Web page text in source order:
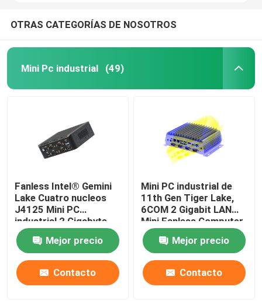
OTRAS CATEGORÍAS DE NOSOTROS
Mini Pc industrial (49)
Fanless Intel® Gemini
Lake Cuatro nucleos
J4125 Mini PC
industrial 2 Gigabyte
NIC 6COM Nuc
Mejor precio
Contacto
Mini PC industrial de
11th Gen Tiger Lake,
6COM 2 Gigabit LAN
Mini Fanless Computer
DP display
Mejor precio
Contacto